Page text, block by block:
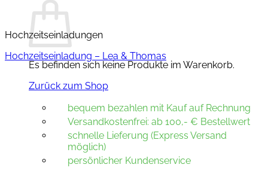
Es befinden sich keine Produkte im Warenkorb.
Zurück zum Shop
bequem bezahlen mit Kauf auf Rechnung
Versandkostenfrei: ab 100,- € Bestellwert
schnelle Lieferung (Express Versand
möglich)
persönlicher Kundenservice
Hochzeitseinladungen
Hochzeitseinladung – Lea & Thomas